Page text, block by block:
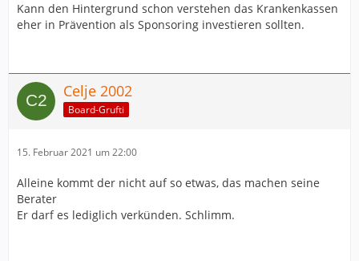
Kann den Hintergrund schon verstehen das Krankenkassen
eher in Prävention als Sponsoring investieren sollten.
Celje 2002
Board-Grufti
15. Februar 2021 um 22:00
Alleine kommt der nicht auf so etwas, das machen seine
Berater
Er darf es lediglich verkünden. Schlimm.